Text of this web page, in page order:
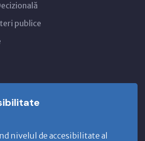
publice
nivelul de accesibilitate al